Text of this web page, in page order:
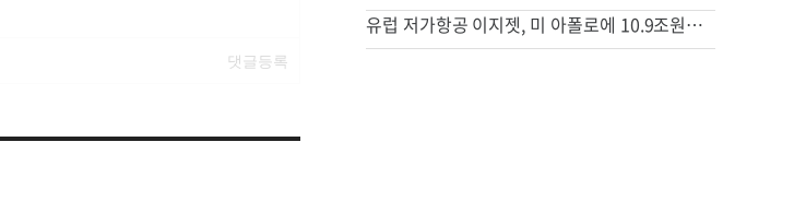
유럽 저가항공 이지젯, 미 아폴로에 10.9조원에 팔린다